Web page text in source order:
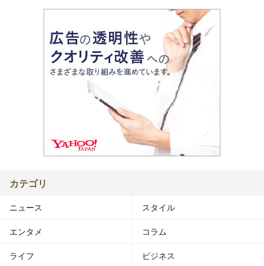
カテゴリ
ニュース スタイル
エンタメ コラム
ライフ ビジネス